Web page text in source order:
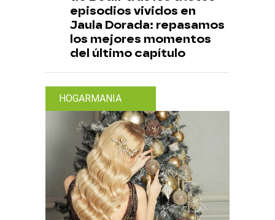
episodios vividos en
Jaula Dorada: repasamos
los mejores momentos
del último capítulo
HOGARMANIA